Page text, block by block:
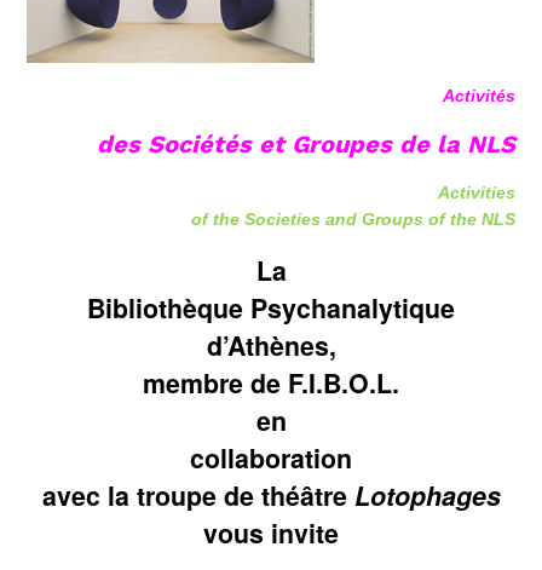
Activités
des Sociétés et Groupes de la NLS
Activities
of the Societies and Groups of the NLS
La
Bibliothèque Psychanalytique
d’Athènes,
membre de F.I.B.O.L.
en
collaboration
avec la troupe de théâtre Lotophages
vous invite